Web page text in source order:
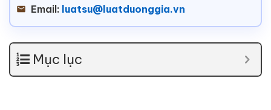
Email: luatsu@luatduonggia.vn
Mục lục